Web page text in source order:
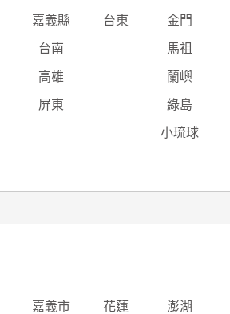
嘉義縣 台東 金門
台南 馬祖
高雄 蘭嶼
屏東 綠島
小琉球
嘉義市 花蓮 澎湖